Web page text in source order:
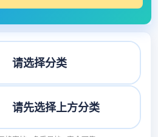
通终身会员享全站商品9折 + 专
后 立即开通